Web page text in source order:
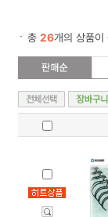
총 26개의 상품이